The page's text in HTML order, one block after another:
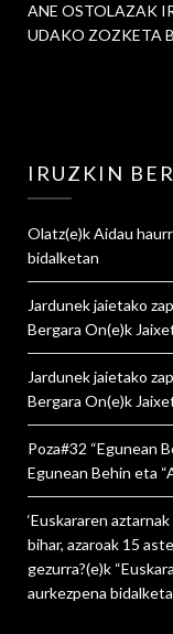
ANE OSTOLAZAK
UDAKO ZOZKETA
IRUZKIN
Olatz(e)kAidau
bidalketan
Jardunek jaietako
Bergara On(e)k
Jardunek jaietako
Bergara On(e)k
Poza#32 “Egunean
Egunean Behin eta
‘Euskararen
bihar, azaroak 15
gezurra?(e)k
aurkezpena